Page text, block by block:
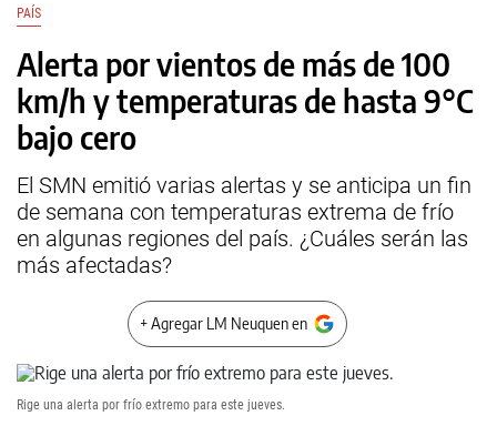
PAÍS
Alerta por vientos de más de 100
km/h y temperaturas de hasta 9°C
bajo cero
El SMN emitió varias alertas y se anticipa un fin
de semana con temperaturas extrema de frío
en algunas regiones del país. ¿Cuáles serán las
más afectadas?
+ Agregar LM Neuquen en
Rige una alerta por frío extremo para este jueves.